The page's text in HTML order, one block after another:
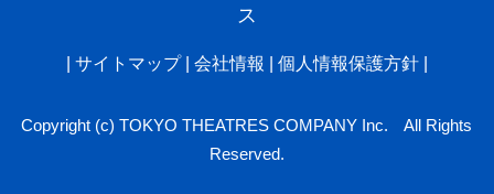
ス
サイトマップ 会社情報 個人情報保護方針|
Copyright (c) TOKYO THEATRES COMPANY Inc. All Rights
Reserved.